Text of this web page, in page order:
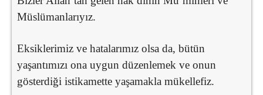
Müslümanlarıyız.
Eksiklerimiz ve hatalarımız olsa da, bütün
yaşantımızı ona uygun düzenlemek ve onun
gösterdiği istikamette yaşamakla mükellefiz.